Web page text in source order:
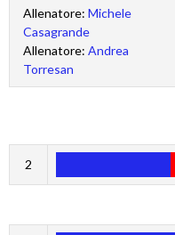
Allenatore: Michele
Casagrande
Allenatore: Andrea
Torresan
2